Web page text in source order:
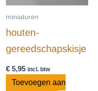
miniaturen
houten-
gereedschapskisje
€5,95 incl. btw
Toevoegen aan